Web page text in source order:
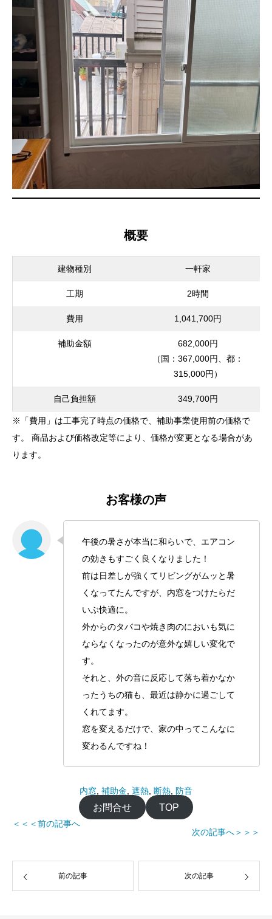
概要
建物種別 一軒家
工期 2時間
費用 1,041,700円
補助金額
682,000円
（国：367,000円、都：
315,000円）
自己負担額 349,700円
※「費用」は工事完了時点の価格で、補助事業使用前の価格で
す。 商品および価格改定等により、価格が変更となる場合があ
ります。
お客様の声
午後の暑さが本当に和らいで、エアコン
の効きもすごく良くなりました！
前は日差しが強くてリビングがムッと暑
くなってたんですが、内窓をつけたらだ
いぶ快適に。
外からのタバコや焼き肉のにおいも気に
ならなくなったのが意外な嬉しい変化で
す。
それと、外の音に反応して落ち着かなか
ったうちの猫も、最近は静かに過ごして
くれてます。
窓を変えるだけで、家の中ってこんなに
変わるんですね！
内窓 補助金 遮熱 断熱 防音
お問合せ TOP
＜＜＜前の記事へ
次の記事へ＞＞＞
前の記事 次の記事